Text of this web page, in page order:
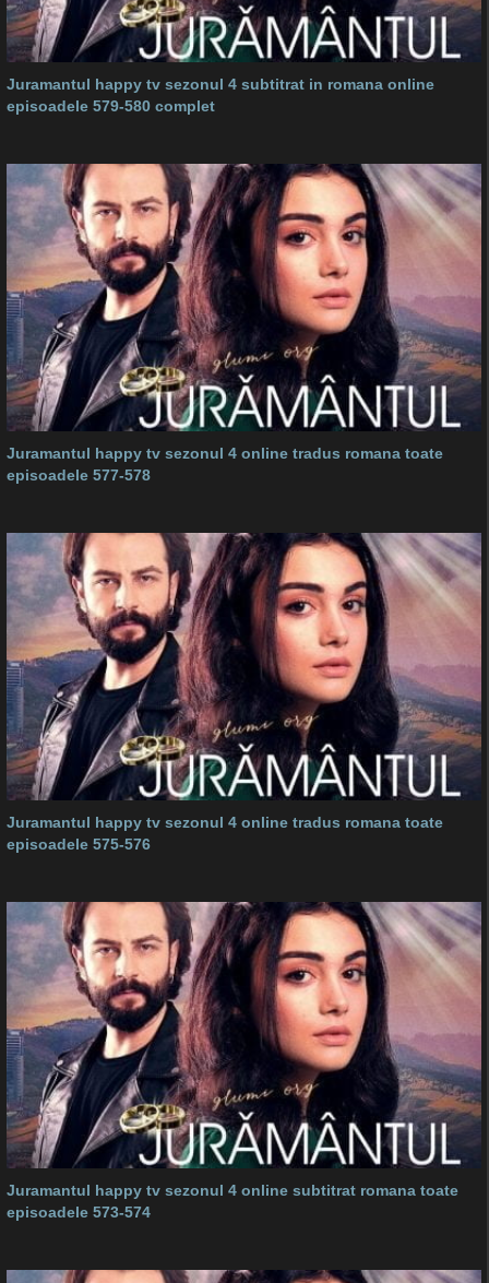
Juramantul happy tv sezonul 4 subtitrat in romana online
episoadele 579-580 complet
Juramantul happy tv sezonul 4 online tradus romana toate
episoadele 577-578
Juramantul happy tv sezonul 4 online tradus romana toate
episoadele 575-576
Juramantul happy tv sezonul 4 online subtitrat romana toate
episoadele 573-574